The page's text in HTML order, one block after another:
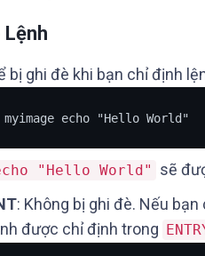
bị ghi đè khi bạn chỉ định
echo "Hello World"
"Hello World" sẽ
: Không bị ghi đè. Nếu
được chỉ định trong